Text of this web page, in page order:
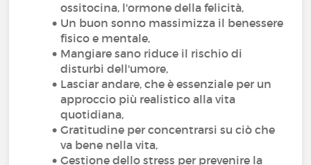
ossitocina, l'ormone della felicità,
Un buon sonno massimizza il benessere
fisico e mentale,
Mangiare sano riduce il rischio di
disturbi dell'umore,
Lasciar andare, che è essenziale per un
approccio più realistico alla vita
quotidiana,
Gratitudine per concentrarsi su ciò che
va bene nella vita,
Gestione dello stress per prevenire la